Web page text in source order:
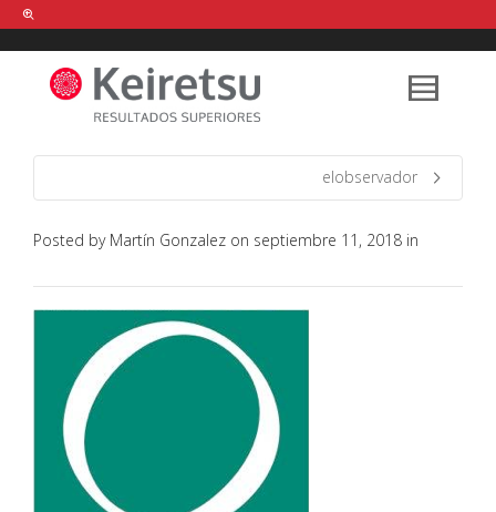
Help me Dante! I'm looking for new
shirts in a size medium
that cost
between £ . Show me all the
items, from the brandour legacy.
FIND MY ITEMS!
elobservador
Posted by Martín Gonzalez on septiembre 11, 2018 in